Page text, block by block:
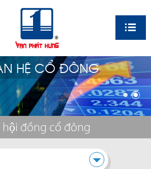
HỆ CỔ ĐÔNG
đồng cổ đông